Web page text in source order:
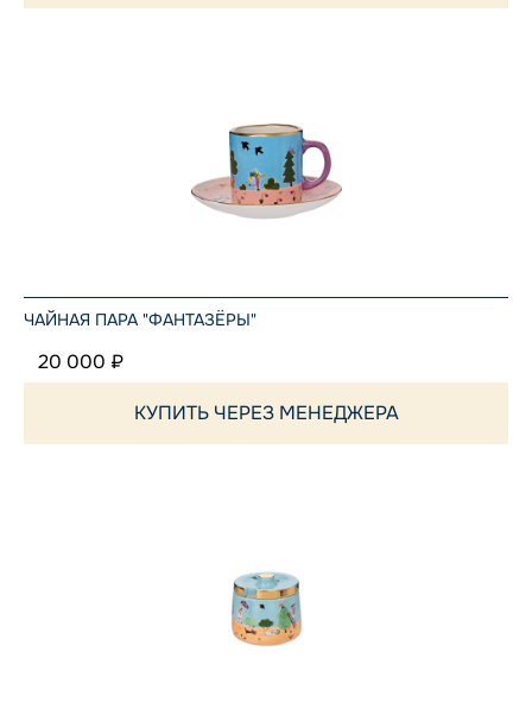
ЧАЙНАЯ ПАРА "ФАНТАЗЁРЫ"
20 000 ₽
КУПИТЬ ЧЕРЕЗ МЕНЕДЖЕРА